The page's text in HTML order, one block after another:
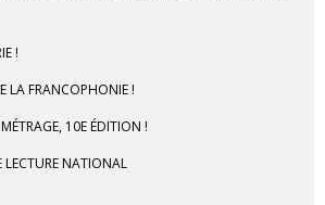
!
LA FRANCOPHONIE !
10E ÉDITION !
LECTURE NATIONAL